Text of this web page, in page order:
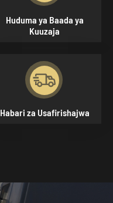
Huduma ya Baada ya
Kuuzaja

Habari za Usafirishajwa